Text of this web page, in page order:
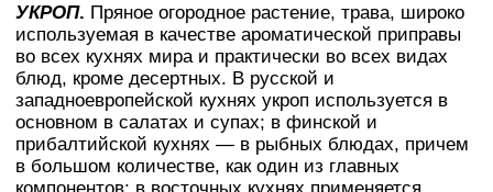
УКРОП. Пряное огородное растение, трава, широко
используемая в качестве ароматической приправы
во всех кухнях мира и практически во всех видах
блюд, кроме десертных. В русской и
западноевропейской кухнях укроп используется в
основном в салатах и супах; в финской и
прибалтийской кухнях — в рыбных блюдах, причем
в большом количестве, как один из главных
компонентов; в восточных кухнях применяется